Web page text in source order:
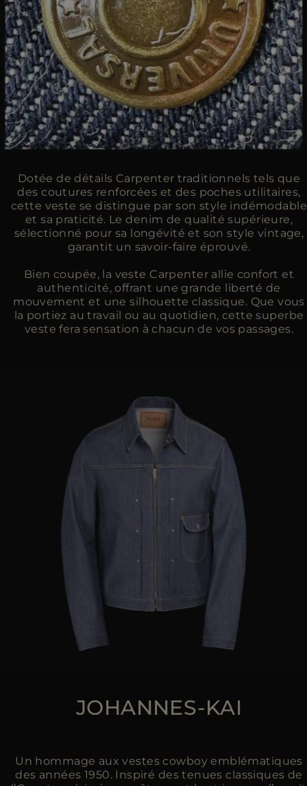
Dotée de détails Carpenter traditionnels tels que
des coutures renforcées et des poches utilitaires,
cette veste se distingue par son style indémodable
et sa praticité. Le denim de qualité supérieure,
sélectionné pour sa longévité et son style vintage,
garantit un savoir-faire éprouvé.
Bien coupée, la veste Carpenter allie confort et
authenticité, offrant une grande liberté de
mouvement et une silhouette classique. Que vous
la portiez au travail ou au quotidien, cette superbe
veste fera sensation à chacun de vos passages.
JOHANNES-KAI
Un hommage aux vestes cowboy emblématiques
des années 1950. Inspiré des tenues classiques de